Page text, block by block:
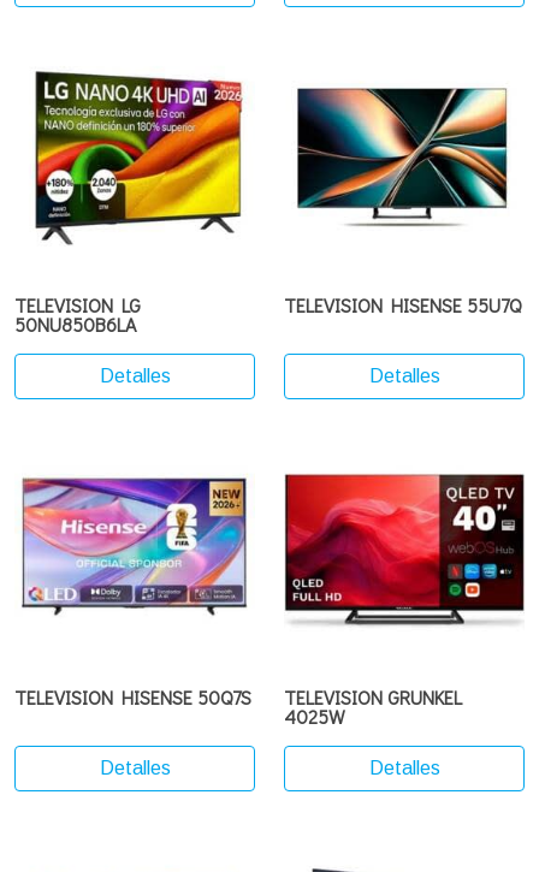
TELEVISION LG
50NU850B6LA
Detalles
TELEVISION HISENSE 55U7Q
Detalles
TELEVISION HISENSE 50Q7S
Detalles
TELEVISION GRUNKEL
4025W
Detalles